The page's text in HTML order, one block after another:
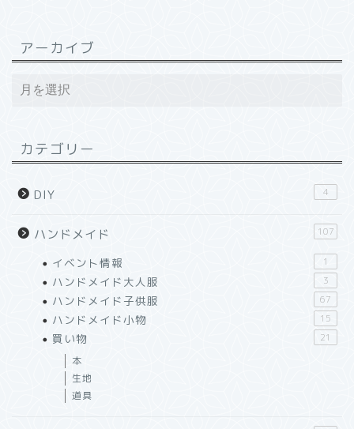
アーカイブ
カテゴリー
DIY 4
ハンドメイド 107
イベント情報 1
ハンドメイド大人服 3
ハンドメイド子供服 67
ハンドメイド小物 15
買い物 21
本
生地
道具